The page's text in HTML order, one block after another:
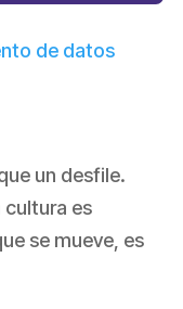
de datos
un desfile.
cultura es
se mueve, es